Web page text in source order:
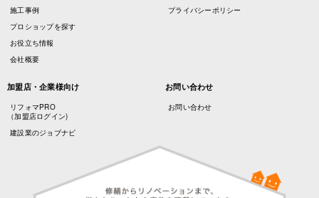
施工事例
プロショップを探す
お役立ち情報
会社概要
プライバシーポリシー
加盟店・企業様向け
リフォマPRO
（加盟店ログイン)
建設業のジョブナビ
お問い合わせ
お問い合わせ